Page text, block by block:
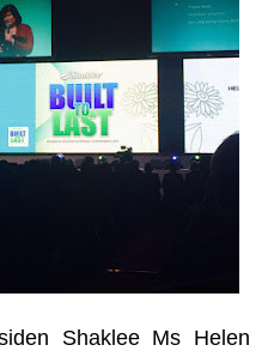
Shaklee Ms Helen